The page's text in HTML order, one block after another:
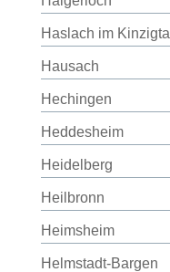
Haslach im Kinzigtal
Hausach
Hechingen
Heddesheim
Heidelberg
Heilbronn
Heimsheim
Helmstadt-Bargen